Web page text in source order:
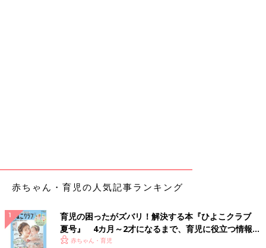
赤ちゃん・育児の人気記事ランキング
育児の困ったがズバリ！解決する本『ひよこクラブ
夏号』 4カ月～2才になるまで、育児に役立つ情報が
いっぱい！
赤ちゃん・育児